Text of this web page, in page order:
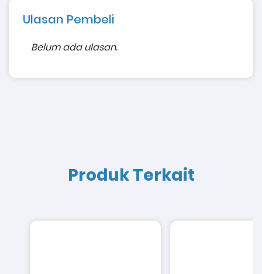
Ulasan Pembeli
Belum ada ulasan.
Produk Terkait